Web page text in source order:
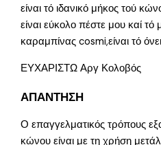
είναι τό ιδανικό μήκος τού
είναι εύκολο πέστε μου καί
καραμπίνας cosmi,είναι τό
ΕΥΧΑΡΙΣΤΩ Αργ Κολοβός
ΑΠΑΝΤΗΣΗ
Ο επαγγελματικός τρόπους
κώνου είναι με τη χρήση